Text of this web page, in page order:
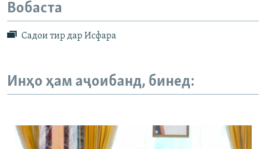
Вобаста
Садои тир дар Исфара
Инҳо ҳам аҷоибанд, бинед: